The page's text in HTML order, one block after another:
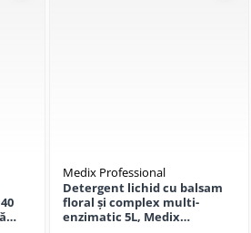
Medix Professional
Detergent lichid cu balsam
floral și complex multi-
enzimatic 5L, Medix